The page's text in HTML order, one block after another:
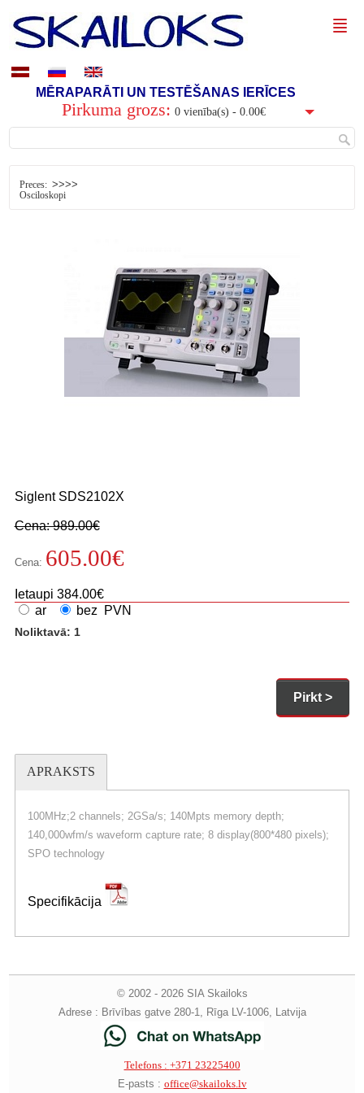
MĒRAPARĀTI UN TESTĒŠANAS IERĪCES
Pirkuma grozs: 0 vienība(s) - 0.00€
Preces: >>>>
Osciloskopi
Siglent SDS2102X
Cena: 989.00€
Cena: 605.00€
Ietaupi 384.00€
ar
bez PVN
Noliktavā: 1
Pirkt >
APRAKSTS
100MHz;2 channels; 2GSa/s; 140Mpts memory depth;
140,000wfm/s waveform capture rate; 8 display(800*480 pixels);
SPO technology
Specifikācija
© 2002 - 2026 SIA Skailoks
Adrese : Brīvības gatve 280-1, Rīga LV-1006, Latvija
Telefons : +371 23225400
E-pasts : office@skailoks.lv